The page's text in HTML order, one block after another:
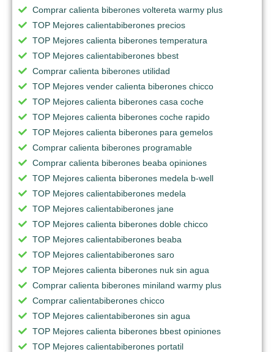
Comprar calienta biberones voltereta warmy plus
TOP Mejores calientabiberones precios
TOP Mejores calienta biberones temperatura
TOP Mejores calientabiberones bbest
Comprar calienta biberones utilidad
TOP Mejores vender calienta biberones chicco
TOP Mejores calienta biberones casa coche
TOP Mejores calienta biberones coche rapido
TOP Mejores calienta biberones para gemelos
Comprar calienta biberones programable
Comprar calienta biberones beaba opiniones
TOP Mejores calienta biberones medela b-well
TOP Mejores calientabiberones medela
TOP Mejores calientabiberones jane
TOP Mejores calienta biberones doble chicco
TOP Mejores calientabiberones beaba
TOP Mejores calientabiberones saro
TOP Mejores calienta biberones nuk sin agua
Comprar calienta biberones miniland warmy plus
Comprar calientabiberones chicco
TOP Mejores calientabiberones sin agua
TOP Mejores calienta biberones bbest opiniones
TOP Mejores calientabiberones portatil